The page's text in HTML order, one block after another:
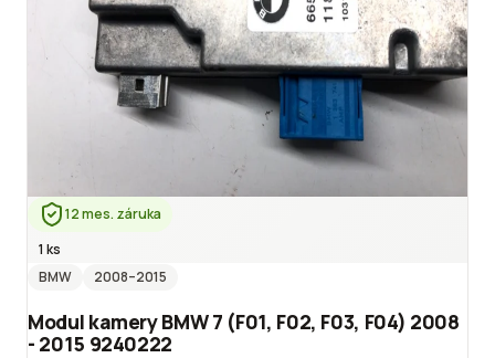
12 mes. záruka
1 ks
BMW
2008–2015
Modul kamery BMW 7 (F01, F02, F03, F04) 2008
- 2015 9240222